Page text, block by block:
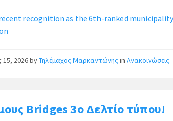
recognition as the 6th-ranked
15, 2026byΤηλέμαχος Μαρκαντώνης inΑνακοινώσεις
Bridges 3o Δελτίο τύπου!